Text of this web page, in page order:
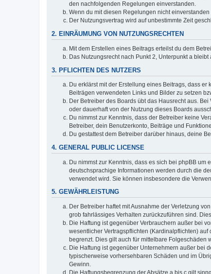
den nachfolgenden Regelungen einverstanden.
Wenn du mit diesen Regelungen nicht
Der Nutzungsvertrag wird auf unbestimmte Zeit
2. EINRÄUMUNG VON NUTZUNGSRECHTEN
Mit dem Erstellen eines Beitrags erteilst du dem
Das Nutzungsrecht nach Punkt 2, Unterpunkt a
3. PFLICHTEN DES NUTZERS
Du erklärst mit der Erstellung eines Beitrags, dass
Beiträgen verwendeten Links und Bilder zu setzen
Der Betreiber des Boards übt das Hausrecht aus.
oder dauerhaft von der Nutzung dieses Boards
Du nimmst zur Kenntnis, dass der Betreiber keine
Betreiber, dein Benutzerkonto, Beiträge und
Du gestattest dem Betreiber darüber hinaus, deine
4. GENERAL PUBLIC LICENSE
Du nimmst zur Kenntnis, dass es sich bei phpBB um
deutschsprachige Informationen werden durch die
verwendet wird. Sie können insbesondere die
5. GEWÄHRLEISTUNG
Der Betreiber haftet mit Ausnahme der Verletzung
grob fahrlässiges Verhalten zurückzuführen sind.
Die Haftung ist gegenüber Verbrauchern außer bei
wesentlicher Vertragspflichten (Kardinalpflichten)
begrenzt. Dies gilt auch für mittelbare
Die Haftung ist gegenüber Unternehmern außer bei
typischerweise vorhersehbaren Schäden und im
Gewinn.
Die Haftungsbegrenzung der Absätze a bis c gilt